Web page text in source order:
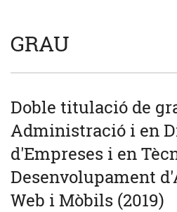
GRAU
Doble titulació de
Administració i en
d'Empreses i en
Desenvolupament
Web i Mòbils (2019)